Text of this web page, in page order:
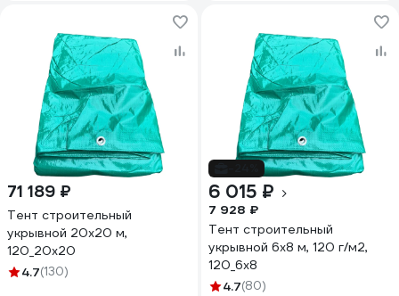
71 189 ₽
Тент строительный
укрывной 20х20 м,
120_20х20
4.7(130)
6 015 ₽
7 928 ₽
Тент строительный
укрывной 6х8 м, 120 г/м2,
120_6х8
4.7(80)